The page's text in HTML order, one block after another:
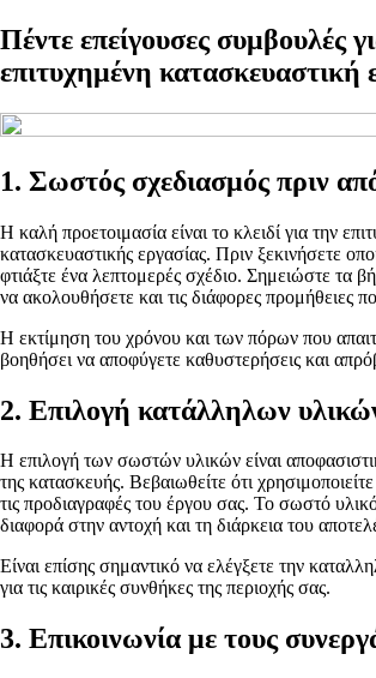
Πέντε επείγουσες συμβουλές
επιτυχημένη κατασκευαστική
1. Σωστός σχεδιασμός πριν
Η καλή προετοιμασία είναι το κλειδί για την
κατασκευαστικής εργασίας. Πριν ξεκινήσετε
φτιάξτε ένα λεπτομερές σχέδιο. Σημειώστε τα
να ακολουθήσετε και τις διάφορες προμήθειες
Η εκτίμηση του χρόνου και των πόρων που
βοηθήσει να αποφύγετε καθυστερήσεις και
2. Επιλογή κατάλληλων
Η επιλογή των σωστών υλικών είναι
της κατασκευής. Βεβαιωθείτε ότι
τις προδιαγραφές του έργου σας. Το σωστό
διαφορά στην αντοχή και τη διάρκεια του
Είναι επίσης σημαντικό να ελέγξετε την
για τις καιρικές συνθήκες της περιοχής σας.
3. Επικοινωνία με τους